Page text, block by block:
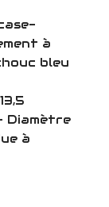
à
bleu
Diamètre
à